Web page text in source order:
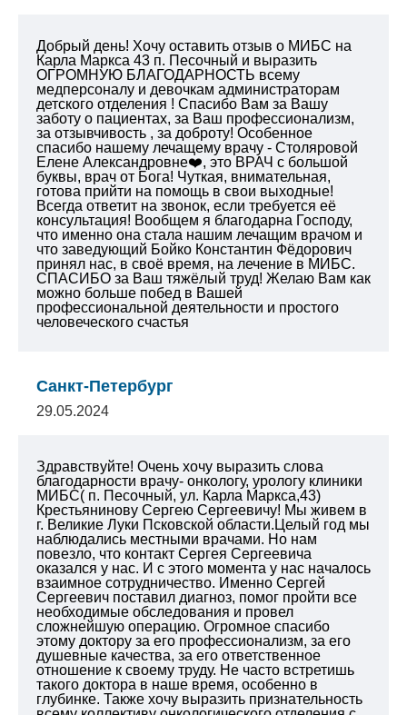
Добрый день! Хочу оставить отзыв о МИБС на
Карла Маркса 43 п. Песочный и выразить
ОГРОМНУЮ БЛАГОДАРНОСТЬ всему
медперсоналу и девочкам администраторам
детского отделения ! Спасибо Вам за Вашу
заботу о пациентах, за Ваш профессионализм,
за отзывчивость , за доброту! Особенное
спасибо нашему лечащему врачу - Столяровой
Елене Александровне❤️, это ВРАЧ с большой
буквы, врач от Бога! Чуткая, внимательная,
готова прийти на помощь в свои выходные!
Всегда ответит на звонок, если требуется её
консультация! Вообщем я благодарна Господу,
что именно она стала нашим лечащим врачом и
что заведующий Бойко Константин Фёдорович
принял нас, в своё время, на лечение в МИБС.
СПАСИБО за Ваш тяжёлый труд! Желаю Вам как
можно больше побед в Вашей
профессиональной деятельности и простого
человеческого счастья
Санкт-Петербург
29.05.2024
Здравствуйте! Очень хочу выразить слова
благодарности врачу- онкологу, урологу клиники
МИБС( п. Песочный, ул. Карла Маркса,43)
Крестьянинову Сергею Сергеевичу! Мы живем в
г. Великие Луки Псковской области.Целый год мы
наблюдались местными врачами. Но нам
повезло, что контакт Сергея Сергеевича
оказался у нас. И с этого момента у нас началось
взаимное сотрудничество. Именно Сергей
Сергеевич поставил диагноз, помог пройти все
необходимые обследования и провел
сложнейшую операцию. Огромное спасибо
этому доктору за его профессионализм, за его
душевные качества, за его ответственное
отношение к своему труду. Не часто встретишь
такого доктора в наше время, особенно в
глубинке. Также хочу выразить признательность